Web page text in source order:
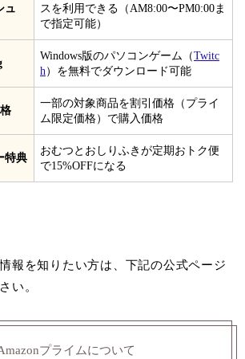
ュ
スを利用できる（AM8:00〜PM0:00ま
で指定可能）
Windows版のパソコンゲーム（Twitc
h）を無料でダウンロード可能
一部の対象商品を割引価格（プライ
ム限定価格）で購入価格
特典
おむつとおしりふきが定期おトク便
で15%OFFになる
報を知りたい方は、下記の公式ページ
い。
プライムについて